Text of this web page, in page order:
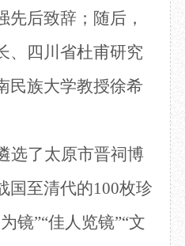
草堂影壁
大雅堂
草堂书院
先后致辞； 随后，
、四川省杜甫研究
民族大学教授徐希
选了太原市晋祠博
国至清代的100枚珍
镜”“佳人览镜”“文